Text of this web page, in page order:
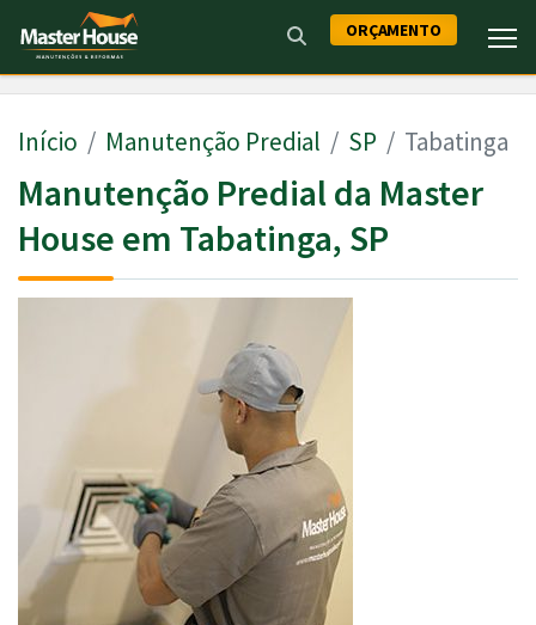
ORÇAMENTO
Início Manutenção Predial SP Tabatinga
Manutenção Predial da Master
House em Tabatinga, SP